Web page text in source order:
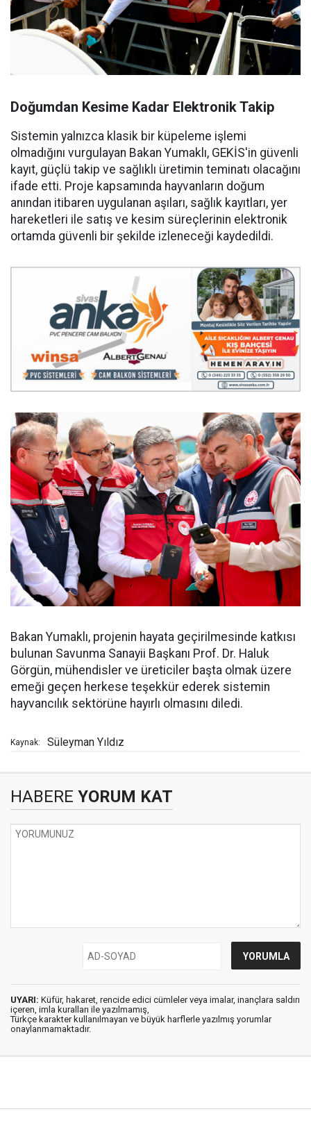
Doğumdan Kesime Kadar Elektronik Takip
Sistemin yalnızca klasik bir küpeleme işlemi
olmadığını vurgulayan Bakan Yumaklı, GEKİS'in güvenli
kayıt, güçlü takip ve sağlıklı üretimin teminatı olacağını
ifade etti. Proje kapsamında hayvanların doğum
anından itibaren uygulanan aşıları, sağlık kayıtları, yer
hareketleri ile satış ve kesim süreçlerinin elektronik
ortamda güvenli bir şekilde izleneceği kaydedildi.
Bakan Yumaklı, projenin hayata geçirilmesinde katkısı
bulunan Savunma Sanayii Başkanı Prof. Dr. Haluk
Görgün, mühendisler ve üreticiler başta olmak üzere
emeği geçen herkese teşekkür ederek sistemin
hayvancılık sektörüne hayırlı olmasını diledi.
Kaynak: Süleyman Yıldız
HABERE YORUM KAT
UYARI: Küfür, hakaret, rencide edici cümleler veya imalar, inançlara saldırı
içeren, imla kuralları ile yazılmamış,
Türkçe karakter kullanılmayan ve büyük harflerle yazılmış yorumlar
onaylanmamaktadır.